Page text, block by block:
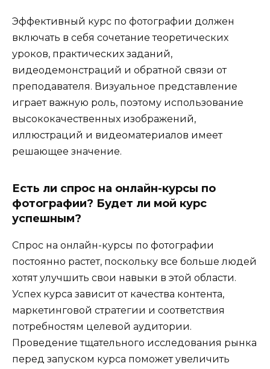
Эффективный курс по фотографии должен
включать в себя сочетание теоретических
уроков, практических заданий,
видеодемонстраций и обратной связи от
преподавателя. Визуальное представление
играет важную роль, поэтому использование
высококачественных изображений,
иллюстраций и видеоматериалов имеет
решающее значение.
Есть ли спрос на онлайн-курсы по
фотографии? Будет ли мой курс
успешным?
Спрос на онлайн-курсы по фотографии
постоянно растет, поскольку все больше людей
хотят улучшить свои навыки в этой области.
Успех курса зависит от качества контента,
маркетинговой стратегии и соответствия
потребностям целевой аудитории.
Проведение тщательного исследования рынка
перед запуском курса поможет увеличить